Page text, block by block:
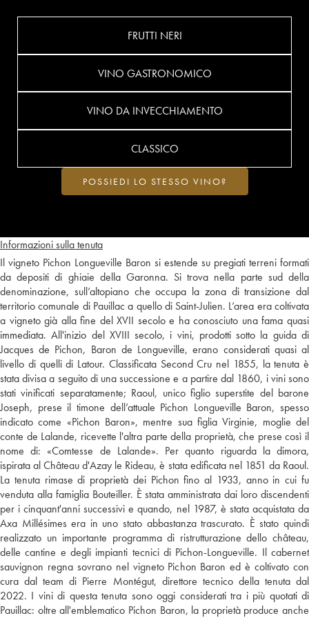
Informazioni sulla tenuta
Il vigneto Pichon Longueville Baron si estende su pregiati terreni formati
da depositi di ghiaie della Garonna. Si trova nella parte sud della
denominazione, sull’altopiano che occupa la zona di transizione dal
territorio comunale di Pauillac a quello di Saint-Julien. L’area era coltivata
a vigneto già alla fine del XVII secolo e ha conosciuto una fama quasi
immediata. All'inizio del XVIII secolo, i vini, prodotti sotto la guida di
Jacques de Pichon, Baron de Longueville, erano considerati quasi al
livello di quelli di Latour. Classificata Second Cru nel 1855, la tenuta è
stata divisa a seguito di una successione e a partire dal 1860, i vini sono
stati vinificati separatamente; Raoul, unico figlio superstite del barone
Joseph, prese il timone dell’attuale Pichon Longueville Baron, spesso
indicato come «Pichon Baron», mentre sua figlia Virginie, moglie del
conte de Lalande, ricevette l'altra parte della proprietà, che prese così il
nome di: «Comtesse de Lalande». Per quanto riguarda la dimora,
ispirata al Château d'Azay le Rideau, è stata edificata nel 1851 da Raoul.
La tenuta rimase di proprietà dei Pichon fino al 1933, anno in cui fu
venduta alla famiglia Bouteiller. È stata amministrata dai loro discendenti
per i cinquant'anni successivi e quando, nel 1987, è stata acquistata da
Axa Millésimes era in uno stato abbastanza trascurato. È stato quindi
realizzato un importante programma di ristrutturazione dello château,
delle cantine e degli impianti tecnici di Pichon-Longueville. Il cabernet
sauvignon regna sovrano nel vigneto Pichon Baron ed è coltivato con
cura dal team di Pierre Montégut, direttore tecnico della tenuta dal
2022. I vini di questa tenuta sono oggi considerati tra i più quotati di
Pauillac: oltre all'emblematico Pichon Baron, la proprietà produce anche
FRUTTI NERI
VINO GASTRONOMICO
VINO DA INVECCHIAMENTO
CLASSICO
POSSIEDI LO STESSO VINO?